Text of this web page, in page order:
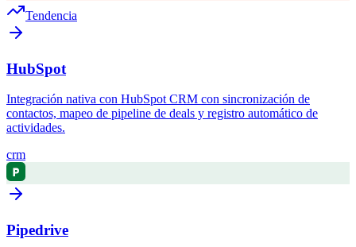
Tendencia
HubSpot
Integración nativa con HubSpot CRM con sincronización de
contactos, mapeo de pipeline de deals y registro automático de
actividades.
crm
Pipedrive